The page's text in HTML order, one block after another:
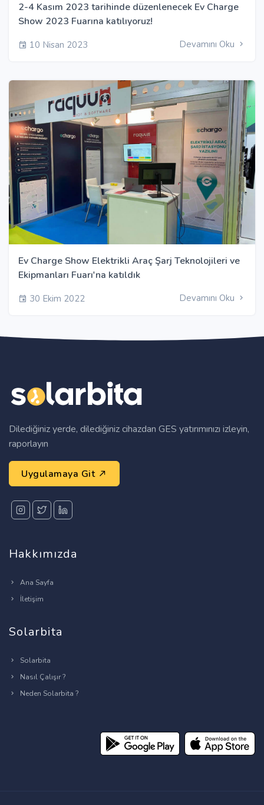
2-4 Kasım 2023 tarihinde düzenlenecek Ev Charge
Show 2023 Fuarına katılıyoruz!
10 Nisan 2023 Devamını Oku
Ev Charge Show Elektrikli Araç Şarj Teknolojileri ve
Ekipmanları Fuarı'na katıldık
30 Ekim 2022 Devamını Oku
Dilediğiniz yerde, dilediğiniz cihazdan GES yatırımınızı izleyin,
raporlayın
Uygulamaya Git
Hakkımızda
Ana Sayfa
İletişim
Solarbita
Solarbita
Nasıl Çalışır ?
Neden Solarbita ?